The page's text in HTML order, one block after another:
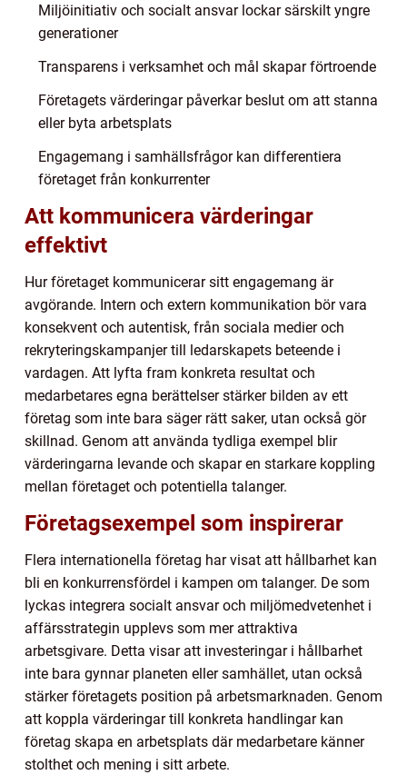
Miljöinitiativ och socialt ansvar lockar särskilt yngre
generationer
Transparens i verksamhet och mål skapar förtroende
Företagets värderingar påverkar beslut om att stanna
eller byta arbetsplats
Engagemang i samhällsfrågor kan differentiera
företaget från konkurrenter
Att kommunicera värderingar
effektivt
Hur företaget kommunicerar sitt engagemang är
avgörande. Intern och extern kommunikation bör vara
konsekvent och autentisk, från sociala medier och
rekryteringskampanjer till ledarskapets beteende i
vardagen. Att lyfta fram konkreta resultat och
medarbetares egna berättelser stärker bilden av ett
företag som inte bara säger rätt saker, utan också gör
skillnad. Genom att använda tydliga exempel blir
värderingarna levande och skapar en starkare koppling
mellan företaget och potentiella talanger.
Företagsexempel som inspirerar
Flera internationella företag har visat att hållbarhet kan
bli en konkurrensfördel i kampen om talanger. De som
lyckas integrera socialt ansvar och miljömedvetenhet i
affärsstrategin upplevs som mer attraktiva
arbetsgivare. Detta visar att investeringar i hållbarhet
inte bara gynnar planeten eller samhället, utan också
stärker företagets position på arbetsmarknaden. Genom
att koppla värderingar till konkreta handlingar kan
företag skapa en arbetsplats där medarbetare känner
stolthet och mening i sitt arbete.